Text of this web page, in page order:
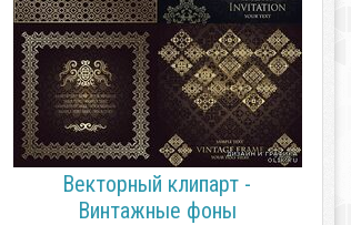
Векторный клипарт -
Винтажные фоны